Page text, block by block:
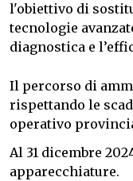
l'obiettivo di
tecnologie
diagnostica e
Il percorso di
rispettando le
operativo
Al 31 dicembre
apparecchiature.